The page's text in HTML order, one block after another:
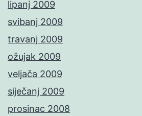
lipanj 2009
svibanj 2009
travanj 2009
ožujak 2009
veljača 2009
siječanj 2009
prosinac 2008